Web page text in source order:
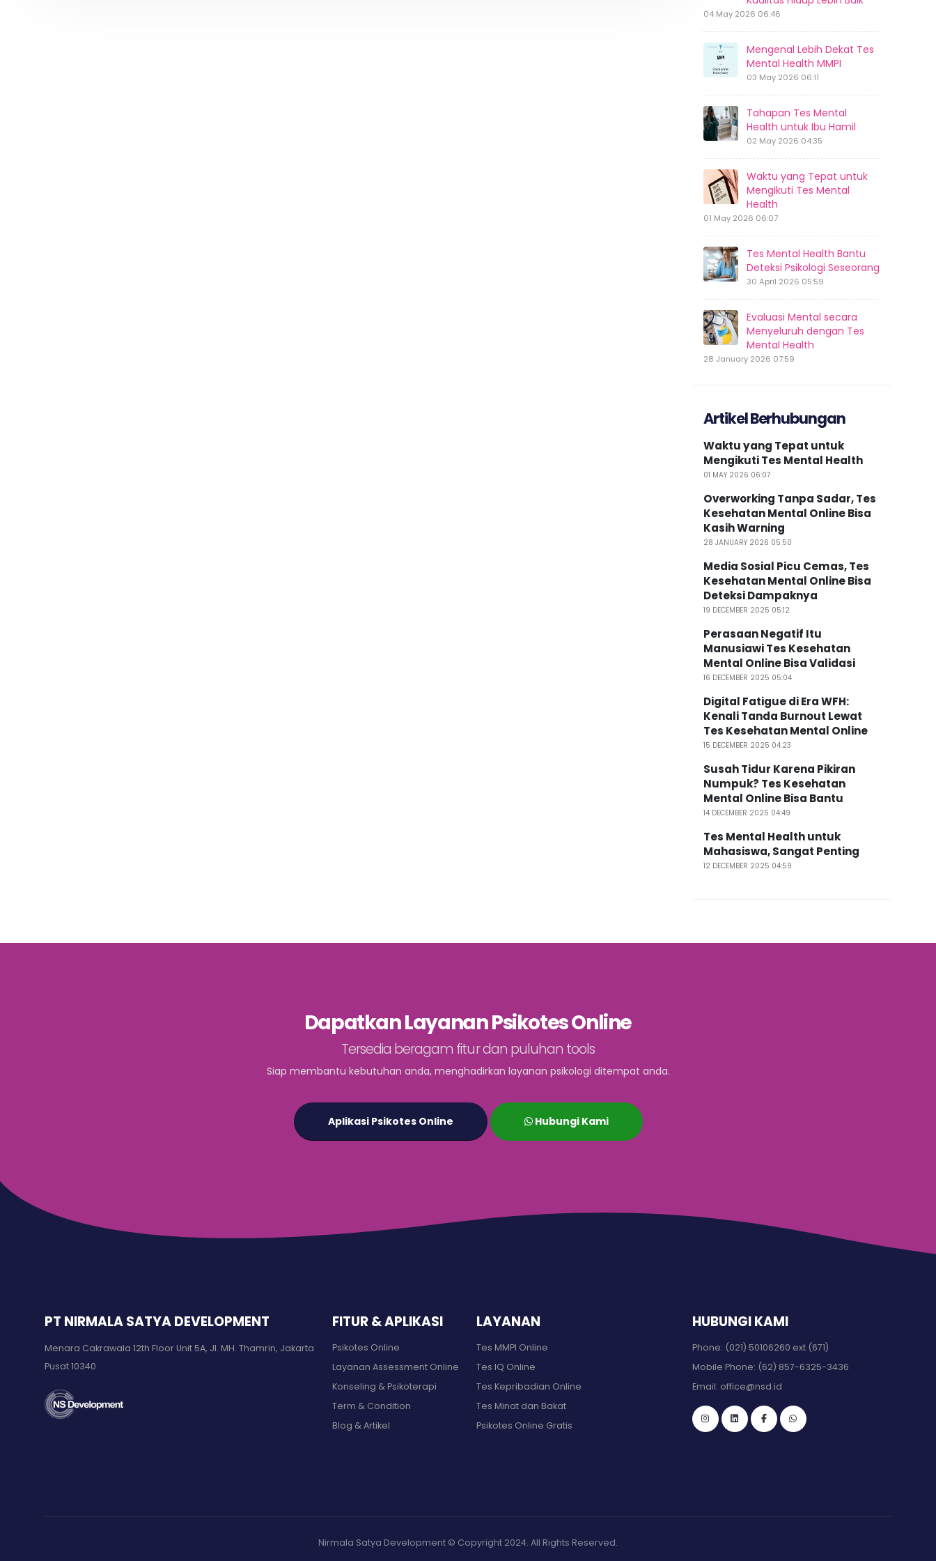
04 May 2026 06:46
Mengenal Lebih Dekat Tes
Mental Health MMPI
03 May 2026 06:11
Tahapan Tes Mental
Health untuk Ibu Hamil
02 May 2026 04:35
Waktu yang Tepat untuk
Mengikuti Tes Mental
Health
01 May 2026 06:07
Tes Mental Health Bantu
Deteksi Psikologi Seseorang
30 April 2026 05:59
Evaluasi Mental secara
Menyeluruh dengan Tes
Mental Health
28 January 2026 07:59
Artikel Berhubungan
Waktu yang Tepat untuk
Mengikuti Tes Mental Health
01 MAY 2026 06:07
Overworking Tanpa Sadar, Tes
Kesehatan Mental Online Bisa
Kasih Warning
28 JANUARY 2026 05:50
Media Sosial Picu Cemas, Tes
Kesehatan Mental Online Bisa
Deteksi Dampaknya
19 DECEMBER 2025 05:12
Perasaan Negatif Itu
Manusiawi Tes Kesehatan
Mental Online Bisa Validasi
16 DECEMBER 2025 05:04
Digital Fatigue di Era WFH:
Kenali Tanda Burnout Lewat
Tes Kesehatan Mental Online
15 DECEMBER 2025 04:23
Susah Tidur Karena Pikiran
Numpuk? Tes Kesehatan
Mental Online Bisa Bantu
14 DECEMBER 2025 04:49
Tes Mental Health untuk
Mahasiswa, Sangat Penting
12 DECEMBER 2025 04:59
Dapatkan Layanan Psikotes Online
Tersedia beragam fitur dan puluhan tools
Siap membantu kebutuhan anda, menghadirkan layanan psikologi ditempat anda.
Aplikasi Psikotes Online Hubungi Kami
PT NIRMALA SATYA DEVELOPMENT
Menara Cakrawala 12th Floor Unit 5A, Jl. MH. Thamrin, Jakarta
Pusat 10340
FITUR & APLIKASI
Psikotes Online
Layanan Assessment Online
Konseling & Psikoterapi
Term & Condition
Blog & Artikel
LAYANAN
Tes MMPI Online
Tes IQ Online
Tes Kepribadian Online
Tes Minat dan Bakat
Psikotes Online Gratis
HUBUNGI KAMI
Phone: (021) 50106260 ext (671)
Mobile Phone: (62) 857-6325-3436
Email: office@nsd.id
Nirmala Satya Development © Copyright 2024. All Rights Reserved.